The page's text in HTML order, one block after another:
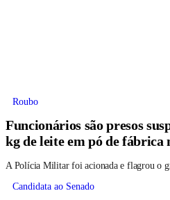
Roubo
Funcionários são presos
kg de leite em pó de fábrica
A Polícia Militar foi acionada e flagrou o
Candidata ao Senado